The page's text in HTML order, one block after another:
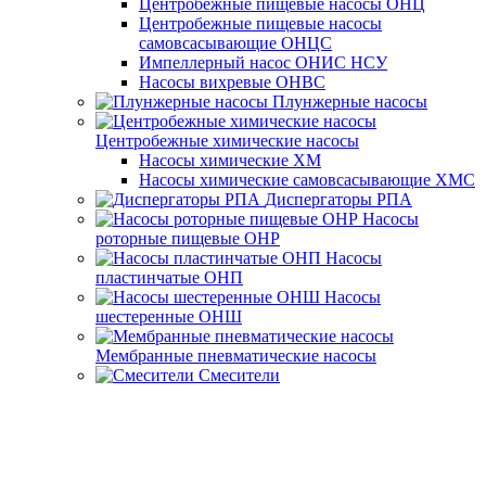
Центробежные пищевые насосы ОНЦ
Центробежные пищевые насосы
самовсасывающие ОНЦС
Импеллерный насос ОНИС НСУ
Насосы вихревые ОНВС
Плунжерные насосы
Центробежные химические насосы
Насосы химические ХМ
Насосы химические самовсасывающие ХМС
Диспергаторы РПА
Насосы
роторные пищевые ОНР
Насосы
пластинчатые ОНП
Насосы
шестеренные ОНШ
Мембранные пневматические насосы
Смесители